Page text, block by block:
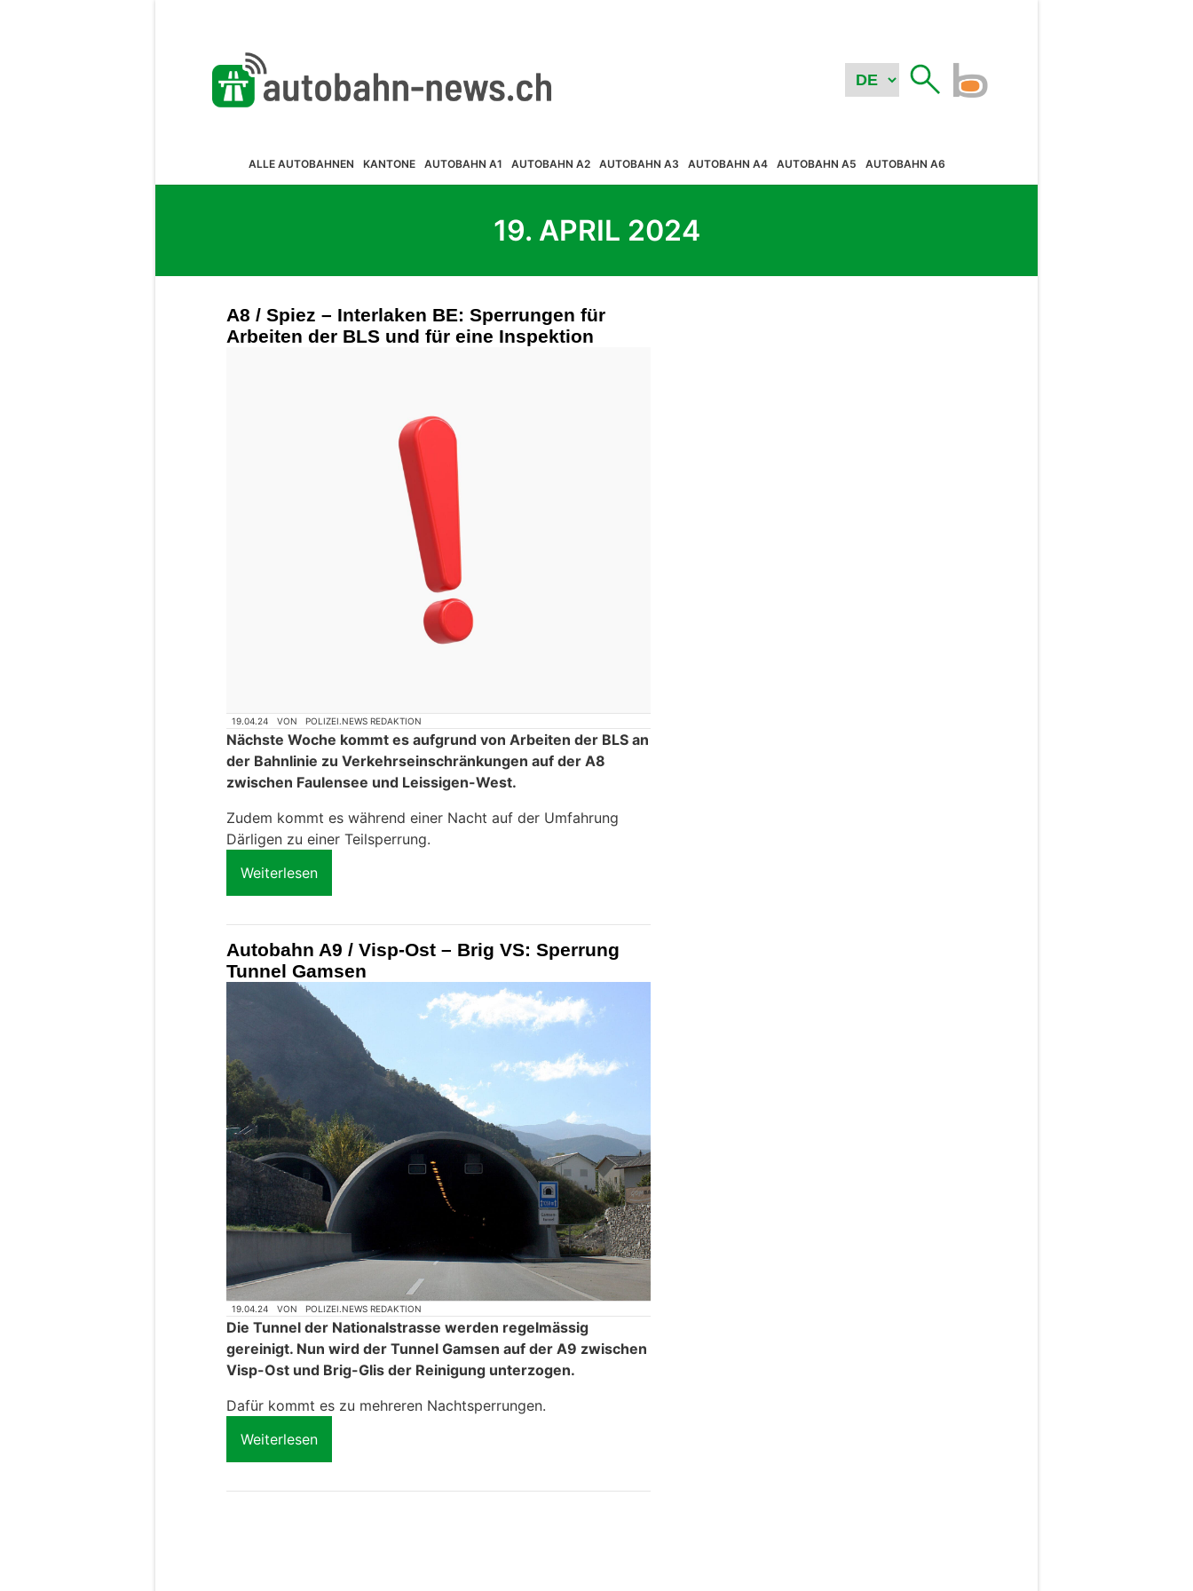
ALLE AUTOBAHNEN KANTONE AUTOBAHN A1 AUTOBAHN A2 AUTOBAHN A3 AUTOBAHN A4 AUTOBAHN A5 AUTOBAHN A6
19. APRIL 2024
A8 / Spiez – Interlaken BE: Sperrungen für
Arbeiten der BLS und für eine Inspektion
19.04.24 VON POLIZEI.NEWS REDAKTION
Nächste Woche kommt es aufgrund von Arbeiten der BLS an
der Bahnlinie zu Verkehrseinschränkungen auf der A8
zwischen Faulensee und Leissigen-West.
Zudem kommt es während einer Nacht auf der Umfahrung
Därligen zu einer Teilsperrung.
Weiterlesen
Autobahn A9 / Visp-Ost – Brig VS: Sperrung
Tunnel Gamsen
19.04.24 VON POLIZEI.NEWS REDAKTION
Die Tunnel der Nationalstrasse werden regelmässig
gereinigt. Nun wird der Tunnel Gamsen auf der A9 zwischen
Visp-Ost und Brig-Glis der Reinigung unterzogen.
Dafür kommt es zu mehreren Nachtsperrungen.
Weiterlesen